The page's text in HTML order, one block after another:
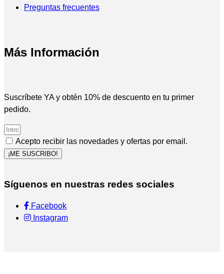
Preguntas frecuentes
Más Información
Suscríbete YA y obtén 10% de descuento en tu primer
pedido.
Acepto recibir las novedades y ofertas por email.
¡ME SUSCRIBO!
Síguenos en nuestras redes sociales
Facebook
Instagram